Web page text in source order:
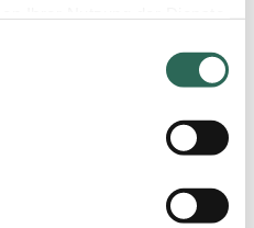
weiterhin nutzen.